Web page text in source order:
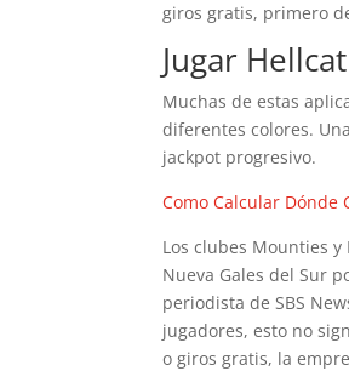
giros gratis, primero
Jugar
Muchas de estas
diferentes colores.
jackpot progresivo.
Como Calcular Dónde
Los clubes Mounties
Nueva Gales del Sur
periodista de SBS
jugadores, esto no
o giros gratis, la